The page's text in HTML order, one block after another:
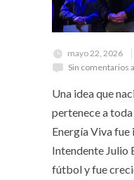
mayo 22, 2026
Sin comentarios
Una idea que
pertenece a
Energía Viva fue
Intendente Julio
fútbol y fue